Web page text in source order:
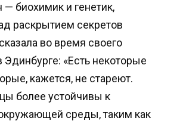
— биохимик и генетик,
раскрытием секретов
во время своего
Эдинбурге: «Есть некоторые
кажется, не стареют.
более устойчивы к
среды, таким как